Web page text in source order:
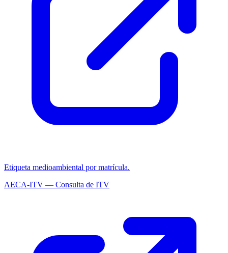
Etiqueta medioambiental por matrícula.
AECA-ITV — Consulta de ITV